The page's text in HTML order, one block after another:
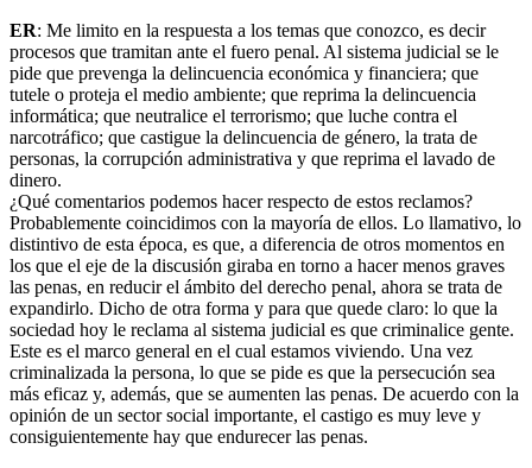
ER: Me limito en la respuesta a los temas que conozco, es decir
procesos que tramitan ante el fuero penal. Al sistema judicial se le
pide que prevenga la delincuencia económica y financiera; que
tutele o proteja el medio ambiente; que reprima la delincuencia
informática; que neutralice el terrorismo; que luche contra el
narcotráfico; que castigue la delincuencia de género, la trata de
personas, la corrupción administrativa y que reprima el lavado de
dinero.
¿Qué comentarios podemos hacer respecto de estos reclamos?
Probablemente coincidimos con la mayoría de ellos. Lo llamativo, lo
distintivo de esta época, es que, a diferencia de otros momentos en
los que el eje de la discusión giraba en torno a hacer menos graves
las penas, en reducir el ámbito del derecho penal, ahora se trata de
expandirlo. Dicho de otra forma y para que quede claro: lo que la
sociedad hoy le reclama al sistema judicial es que criminalice gente.
Este es el marco general en el cual estamos viviendo. Una vez
criminalizada la persona, lo que se pide es que la persecución sea
más eficaz y, además, que se aumenten las penas. De acuerdo con la
opinión de un sector social importante, el castigo es muy leve y
consiguientemente hay que endurecer las penas.